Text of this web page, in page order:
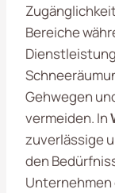
Bereiche
Gehwegen
vermeiden. In
zuverlässige
den